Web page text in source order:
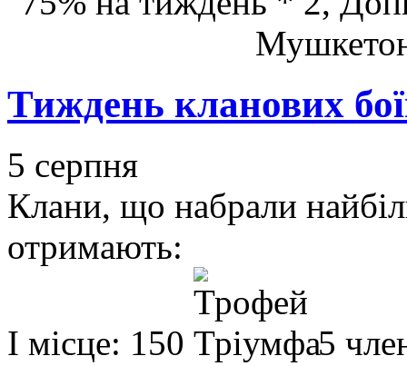
Тиждень кланових
5 серпня
Клани, що набрали
отримають:
I місце: 150
5